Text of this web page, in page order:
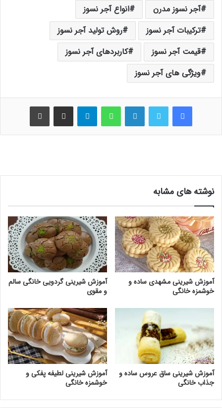
آجر نسوز مدرن
انواع آجر نسوز
ترکیبات آجر نسوز
روش تولید آجر نسوز
قیمت آجر نسوز
کاربردهای آجر نسوز
ویژگی های آجر نسوز
فیس بوک لینکدین واتس آپ اشتراک گذاری از طریق ایمیل
نوشته های مشابه
آموزش شیرینی مشهدی ساده و
خوشمزه خانگی
آموزش شیرینی گردویی خانگی سالم
و مقوی
آموزش شیرینی ساق عروس ساده و
جذاب خانگی
آموزش شیرینی لطیفه پفکی و
خوشمزه خانگی